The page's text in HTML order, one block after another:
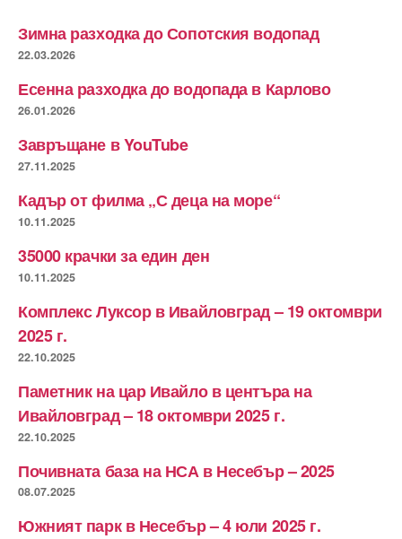
Зимна разходка до Сопотския водопад
22.03.2026
Есенна разходка до водопада в Карлово
26.01.2026
Завръщане в YouTube
27.11.2025
Кадър от филма „С деца на море“
10.11.2025
35000 крачки за един ден
10.11.2025
Комплекс Луксор в Ивайловград – 19 октомври
2025 г.
22.10.2025
Паметник на цар Ивайло в центъра на
Ивайловград – 18 октомври 2025 г.
22.10.2025
Почивната база на НСА в Несебър – 2025
08.07.2025
Южният парк в Несебър – 4 юли 2025 г.